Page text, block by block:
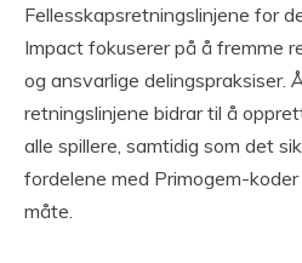
Fellesskapsretningslinjene for
Impact fokuserer på å fremme
og ansvarlige delingspraksiser.
retningslinjene bidrar til å
alle spillere, samtidig som det
fordelene med Primogem-
måte.